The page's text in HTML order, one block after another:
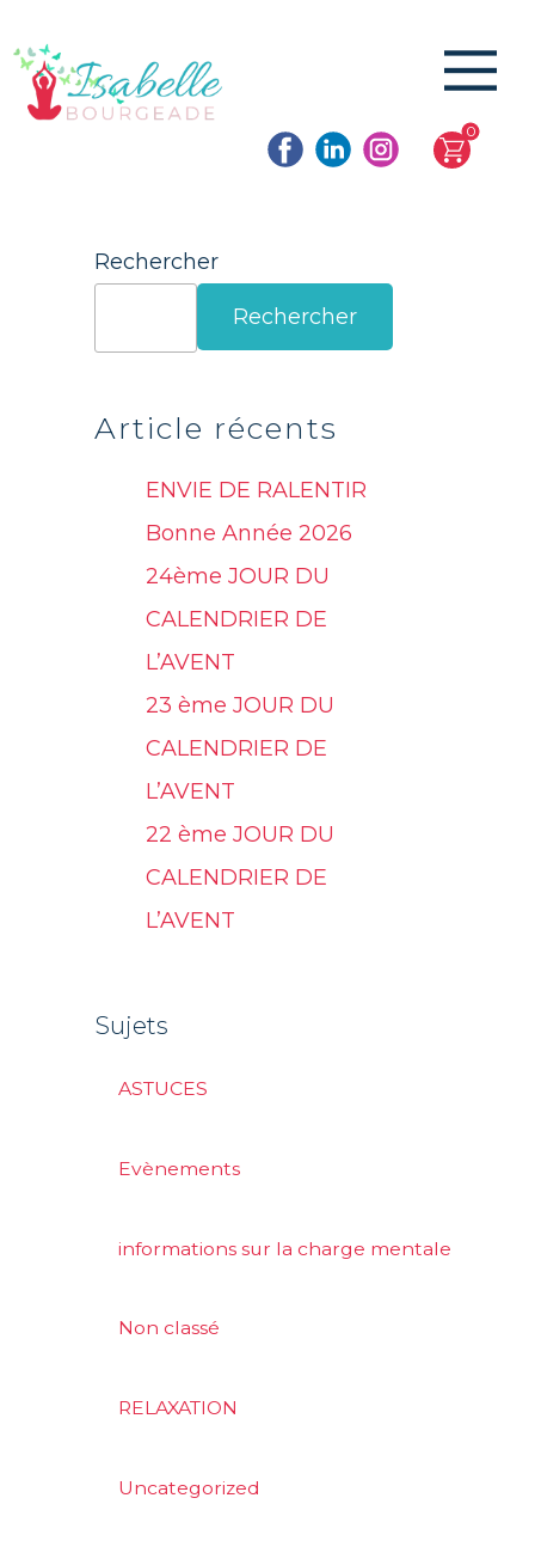
0
Rechercher
Rechercher
Article récents
ENVIE DE RALENTIR
Bonne Année 2026
24ème JOUR DU
CALENDRIER DE
L’AVENT
23 ème JOUR DU
CALENDRIER DE
L’AVENT
22 ème JOUR DU
CALENDRIER DE
L’AVENT
Sujets
ASTUCES
Evènements
informations sur la charge mentale
Non classé
RELAXATION
Uncategorized